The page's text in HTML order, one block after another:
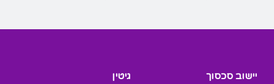
יישוב סכסוך
גיטין